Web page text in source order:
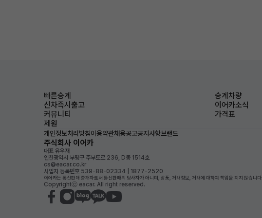
빠른승계
승계차량
신차즉시출고
이어카소식
커뮤니티
가격표
제원
개인정보처리방침이용약관채용공고공지사항브랜드
주식회사 이어카
대표 유우재
인천광역시 부평구 주부토로 236, D동 1514호
cs@eacar.co.kr
사업자 등록번호 539-88-02334 | 1877-2520
이어카는 통신판매 중개자로서 통신판매의 당사자가 아니며, 상품, 거래정보, 거래에 대하여 책임을 지지 않습니다.
Copyrightⓒ eacar. All right reserved.